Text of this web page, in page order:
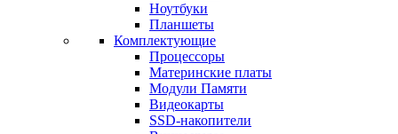
Ноутбуки
Планшеты
Комплектующие
Процессоры
Материнские платы
Модули Памяти
Видеокарты
SSD-накопители